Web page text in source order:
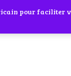
26 Ignorer
pour faciliter